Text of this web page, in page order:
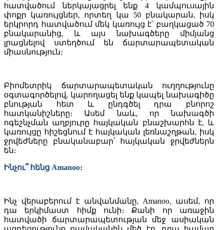
հատվածում ներկայացրել ենք 4 կամպուսային
փոքր կառույցներ, որտեղ կա 50 բնակարան, իսկ
երկրորդ հատվածում մեկ կառույց է՝ բաղկացած 70
բնակարանից, և այս նախագծերը միմյանց
լրացնելով ստեղծում են ճարտարապետական
միասնություն։
Բիոմետրիկ ճարտարապետական ուղղությունը
օգտագործելով, կարողացել ենք կապել նախագիծը
բնության հետ և ընդգծել դրա բնորոշ
հատկանիշները։ Ասեմ նաև, որ նախագծի
ոգեշնչման աղբյուրը հայկական բնաշխարհն է, և
կառույցը հիշեցնում է հայկական լեռնաշղթան, իսկ
ջրվեժները բնականաբար՝ հայկական ջրվեժներն
են։
Ինչու՞ հենց Amanoo։
Ինչ վերաբերում է անվանմանը, Amanoo, ասեմ, որ
դա երկիմաստ հիմք ունի։ Քանի որ առաջին
հատվածի ճարտարապետության մեջ ասիական